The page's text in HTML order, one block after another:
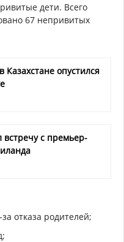
дети. Всего
67 непривитых
Казахстане опустился
встречу с премьер-
отказа родителей;